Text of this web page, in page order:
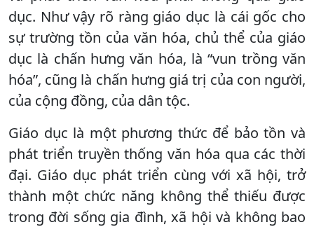
dục. Như vậy rõ ràng giáo dục là cái gốc cho
sự trường tồn của văn hóa, chủ thể của giáo
dục là chấn hưng văn hóa, là “vun trồng văn
hóa”, cũng là chấn hưng giá trị của con người,
của cộng đồng, của dân tộc.
Giáo dục là một phương thức để bảo tồn và
phát triển truyền thống văn hóa qua các thời
đại. Giáo dục phát triển cùng với xã hội, trở
thành một chức năng không thể thiếu được
trong đời sống gia đình, xã hội và không bao